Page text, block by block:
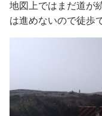
地図上ではまだ道が
は進めないので徒歩